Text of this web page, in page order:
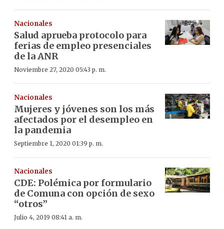
Nacionales
Salud aprueba protocolo para
ferias de empleo presenciales
de la ANR
Noviembre 27, 2020 05:43 p. m.
Nacionales
Mujeres y jóvenes son los más
afectados por el desempleo en
la pandemia
Septiembre 1, 2020 01:39 p. m.
Nacionales
CDE: Polémica por formulario
de Comuna con opción de sexo
“otros”
Julio 4, 2019 08:41 a. m.